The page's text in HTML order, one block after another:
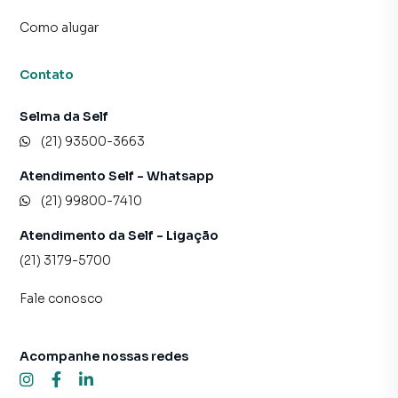
VALOR DO CONDOMÍNIO, NÃO ESTÃO INCLUÍDAS AS
GÁS. A SELF NÃO PEDE DEPÓSITO PARA GARANTIA DE
SERÃO EFETUADOS APÓS A ASSINATURA DO
CONTRATO.
Como alugar
Contato
Selma da Self
(21) 93500-3663
Atendimento Self - Whatsapp
(21) 99800-7410
Atendimento da Self - Ligação
(21) 3179-5700
Fale conosco
Acompanhe nossas redes